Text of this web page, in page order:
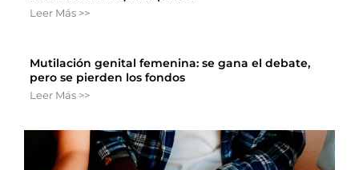
Leer Más >>
Mutilación genital femenina: se gana el debate,
pero se pierden los fondos
Leer Más >>